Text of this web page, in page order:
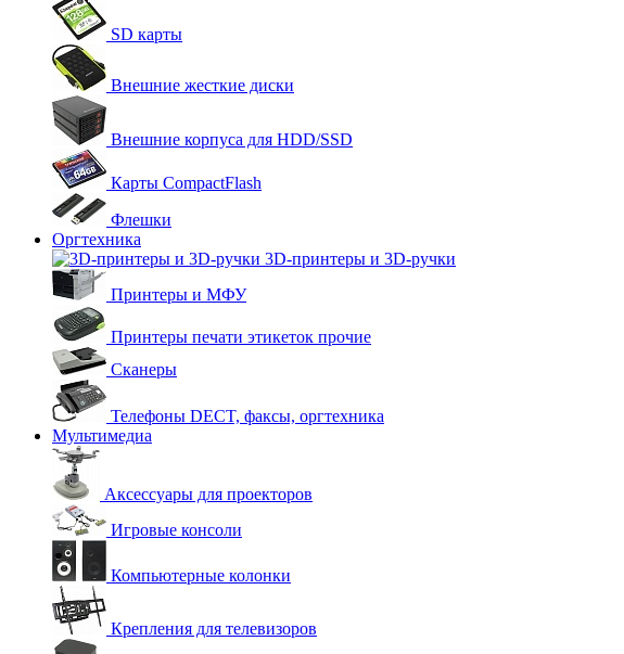
SD карты
Внешние жесткие диски
Внешние корпуса для HDD/SSD
Карты CompactFlash
Флешки
Оргтехника
3D-принтеры и 3D-ручки
Принтеры и МФУ
Принтеры печати этикеток прочие
Сканеры
Телефоны DECT, факсы, оргтехника
Мультимедиа
Аксессуары для проекторов
Игровые консоли
Компьютерные колонки
Крепления для телевизоров